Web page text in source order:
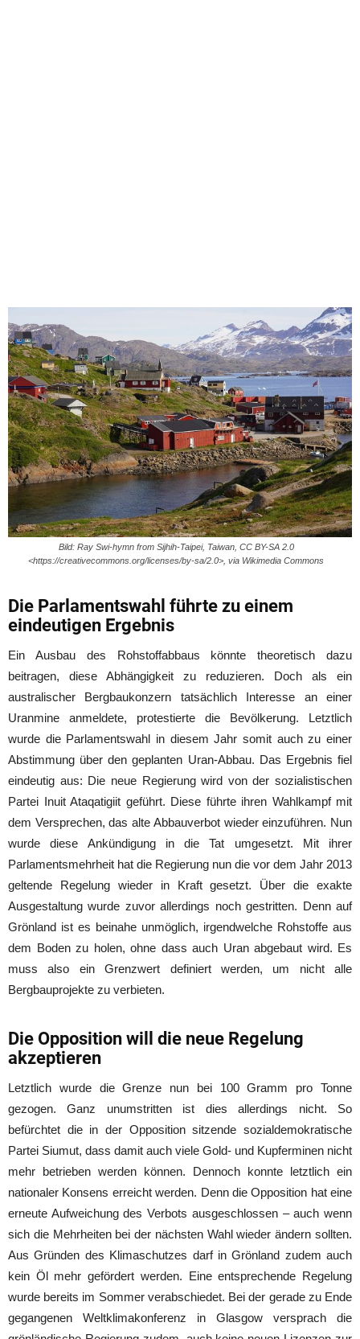
Bild: Ray Swi-hymn from Sijhih-Taipei, Taiwan, CC BY-SA 2.0
<https://creativecommons.org/licenses/by-sa/2.0>, via Wikimedia Commons
Die Parlamentswahl führte zu einem
eindeutigen Ergebnis
Ein Ausbau des Rohstoffabbaus könnte theoretisch dazu
beitragen, diese Abhängigkeit zu reduzieren. Doch als ein
australischer Bergbaukonzern tatsächlich Interesse an einer
Uranmine anmeldete, protestierte die Bevölkerung. Letztlich
wurde die Parlamentswahl in diesem Jahr somit auch zu einer
Abstimmung über den geplanten Uran-Abbau. Das Ergebnis fiel
eindeutig aus: Die neue Regierung wird von der sozialistischen
Partei Inuit Ataqatigiit geführt. Diese führte ihren Wahlkampf mit
dem Versprechen, das alte Abbauverbot wieder einzuführen. Nun
wurde diese Ankündigung in die Tat umgesetzt. Mit ihrer
Parlamentsmehrheit hat die Regierung nun die vor dem Jahr 2013
geltende Regelung wieder in Kraft gesetzt. Über die exakte
Ausgestaltung wurde zuvor allerdings noch gestritten. Denn auf
Grönland ist es beinahe unmöglich, irgendwelche Rohstoffe aus
dem Boden zu holen, ohne dass auch Uran abgebaut wird. Es
muss also ein Grenzwert definiert werden, um nicht alle
Bergbauprojekte zu verbieten.
Die Opposition will die neue Regelung
akzeptieren
Letztlich wurde die Grenze nun bei 100 Gramm pro Tonne
gezogen. Ganz unumstritten ist dies allerdings nicht. So
befürchtet die in der Opposition sitzende sozialdemokratische
Partei Siumut, dass damit auch viele Gold- und Kupferminen nicht
mehr betrieben werden können. Dennoch konnte letztlich ein
nationaler Konsens erreicht werden. Denn die Opposition hat eine
erneute Aufweichung des Verbots ausgeschlossen – auch wenn
sich die Mehrheiten bei der nächsten Wahl wieder ändern sollten.
Aus Gründen des Klimaschutzes darf in Grönland zudem auch
kein Öl mehr gefördert werden. Eine entsprechende Regelung
wurde bereits im Sommer verabschiedet. Bei der gerade zu Ende
gegangenen Weltklimakonferenz in Glasgow versprach die